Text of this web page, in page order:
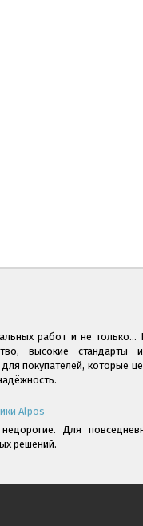
работ и не только...
высокие стандарты
покупателей, которые
Alpos
Для
решений.